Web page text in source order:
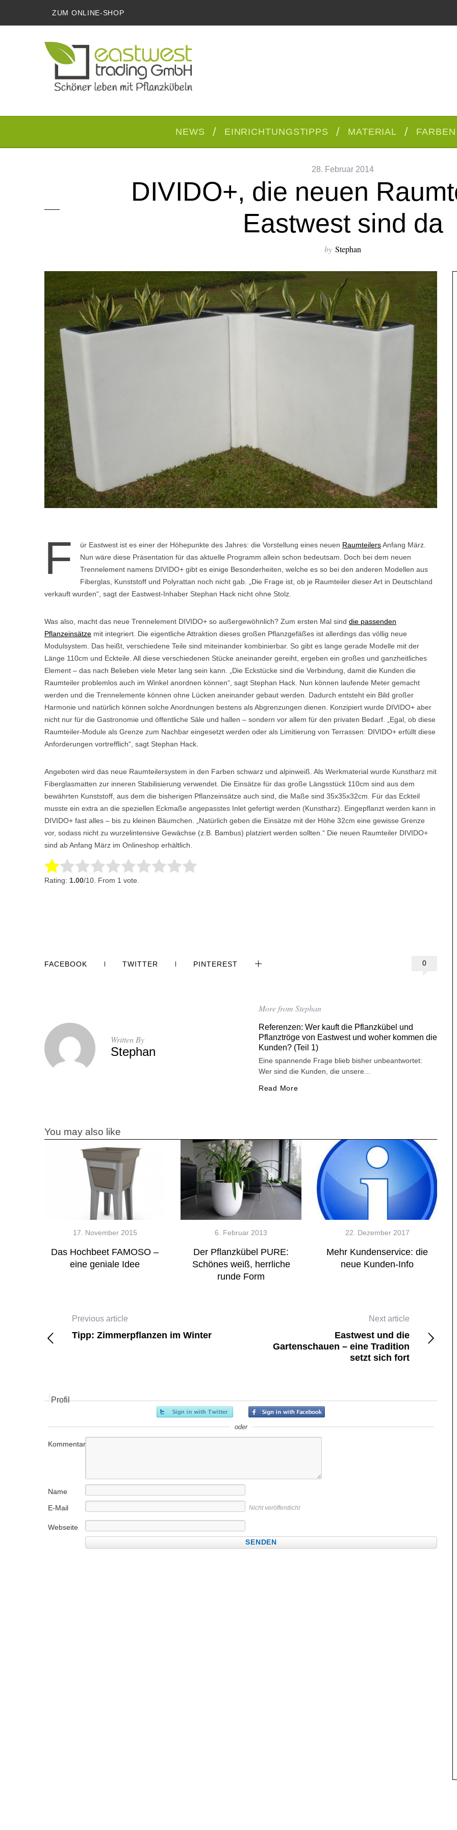
ZUM ONLINE-SHOP
NEWS EINRICHTUNGSTIPPS MATERIAL FARBEN
28. Februar 2014
DIVIDO+, die neuen
Eastwest sind da
by Stephan
F ür Eastwest ist es einer der Höhepunkte des Jahres: die Vorstellung eines neuen RaumteilersAnfang März.
Nun wäre diese Präsentation für das aktuelle Programm allein schon bedeutsam. Doch bei dem neuen
Trennelement namens DIVIDO+ gibt es einige Besonderheiten, welche es so bei den anderen Modellen aus
Fiberglas, Kunststoff und Polyrattan noch nicht gab. „Die Frage ist, ob je Raumteiler dieser Art in Deutschland
verkauft wurden“, sagt der Eastwest-Inhaber Stephan Hack nicht ohne Stolz.
Was also, macht das neue Trennelement DIVIDO+ so außergewöhnlich? Zum ersten Mal sind die passenden
Pflanzeinsätze mit integriert. Die eigentliche Attraktion dieses großen Pflanzgefäßes ist allerdings das völlig neue
Modulsystem. Das heißt, verschiedene Teile sind miteinander kombinierbar. So gibt es lange gerade Modelle mit der
Länge 110cm und Eckteile. All diese verschiedenen Stücke aneinander gereiht, ergeben ein großes und ganzheitliches
Element – das nach Belieben viele Meter lang sein kann. „Die Eckstücke sind die Verbindung, damit die Kunden die
Raumteiler problemlos auch im Winkel anordnen können“, sagt Stephan Hack. Nun können laufende Meter gemacht
werden und die Trennelemente können ohne Lücken aneinander gebaut werden. Dadurch entsteht ein Bild großer
Harmonie und natürlich können solche Anordnungen bestens als Abgrenzungen dienen. Konzipiert wurde DIVIDO+ aber
nicht nur für die Gastronomie und öffentliche Säle und hallen – sondern vor allem für den privaten Bedarf. „Egal, ob diese
Raumteiler-Module als Grenze zum Nachbar eingesetzt werden oder als Limitierung von Terrassen: DIVIDO+ erfüllt diese
Anforderungen vortrefflich“, sagt Stephan Hack.
Angeboten wird das neue Raumteilersystem in den Farben schwarz und alpinweiß. Als Werkmaterial wurde Kunstharz mit
Fiberglasmatten zur inneren Stabilisierung verwendet. Die Einsätze für das große Längsstück 110cm sind aus dem
bewährten Kunststoff, aus dem die bisherigen Pflanzeinsätze auch sind, die Maße sind 35x35x32cm. Für das Eckteil
musste ein extra an die speziellen Eckmaße angepasstes Inlet gefertigt werden (Kunstharz). Eingepflanzt werden kann in
DIVIDO+ fast alles – bis zu kleinen Bäumchen. „Natürlich geben die Einsätze mit der Höhe 32cm eine gewisse Grenze
vor, sodass nicht zu wurzelintensive Gewächse (z.B. Bambus) platziert werden sollten.“ Die neuen Raumteiler DIVIDO+
sind ab Anfang März im Onlineshop erhältlich.
Rate this item:
Submit Rating
Rating: 1.00/10. From 1 vote.
0
FACEBOOK TWITTER PINTEREST
Written By
Stephan
More from Stephan
Referenzen: Wer kauft die Pflanzkübel und
Pflanztröge von Eastwest und woher kommen die
Kunden? (Teil 1)
Eine spannende Frage blieb bisher unbeantwortet:
Wer sind die Kunden, die unsere...
Read More
You may also like
17. November 2015
Das Hochbeet FAMOSO –
eine geniale Idee
6. Februar 2013
Der Pflanzkübel PURE:
Schönes weiß, herrliche
runde Form
22. Dezember 2017
Mehr Kundenservice: die
neue Kunden-Info
Previous article
Tipp: Zimmerpflanzen im Winter
Next article
Eastwest und die
Gartenschauen – eine Tradition
setzt sich fort
Profil
oder
Kommentar
Name
E-Mail
Nicht veröffentlicht
Webseite
MONDO – der besondere